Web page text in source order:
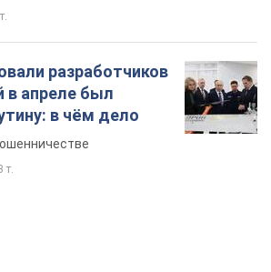
разработчиков
в апреле был
в чём дело
т.